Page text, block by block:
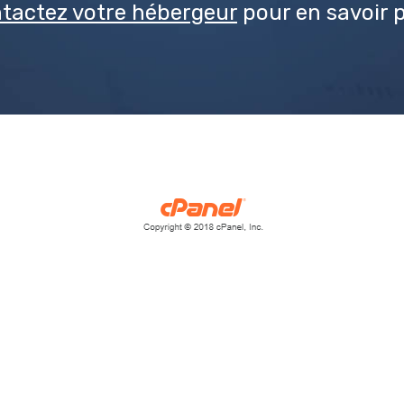
votre hébergeur pour en savoir